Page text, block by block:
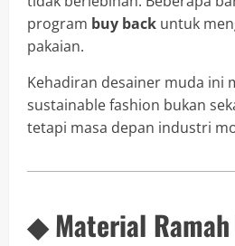
program buy back untuk
pakaian.
Kehadiran desainer muda ini
sustainable fashion bukan
tetapi masa depan industri
◆ Material